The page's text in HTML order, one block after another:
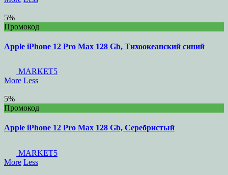
5%
Промокод
Apple iPhone 12 Pro Max 128 Gb, Тихоокеанский синий
MARKET5
More Less
5%
Промокод
Apple iPhone 12 Pro Max 128 Gb, Серебристый
MARKET5
More Less